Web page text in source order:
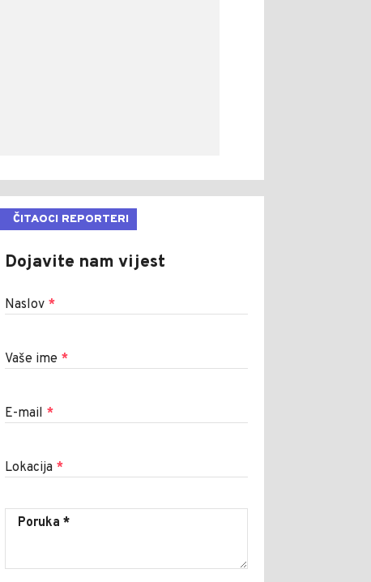
ČITAOCI REPORTERI
Dojavite nam vijest
Naslov *
Vaše ime *
E-mail *
Lokacija *